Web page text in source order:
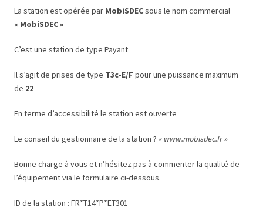
La station est opérée par MobiSDECsous le nom commercial
« MobiSDEC »
C’est une station de type Payant
Il s’agit de prises de type T3c-E/F pour une puissance maximum
de 22
En terme d’accessibilité le station est ouverte
Le conseil du gestionnaire de la station ? « www.mobisdec.fr »
Bonne charge à vous et n’hésitez pas à commenter la qualité de
l’équipement via le formulaire ci-dessous.
ID de la station : FR*T14*P*ET301